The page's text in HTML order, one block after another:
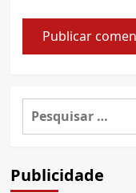
Pesquisar
por:
Publicidade